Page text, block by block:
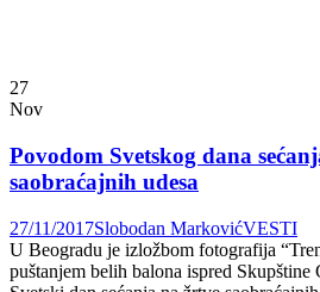
27
Nov
Povodom Svetskog dana
saobraćajnih udesa
27/11/2017Slobodan MarkovićVESTI
U Beogradu je izložbom fotografija
puštanjem belih balona ispred Skupštine